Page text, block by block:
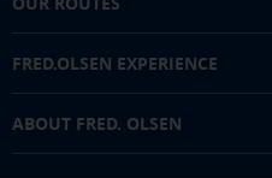
FRED.OLSEN EXPERIENCE
ABOUT FRED. OLSEN